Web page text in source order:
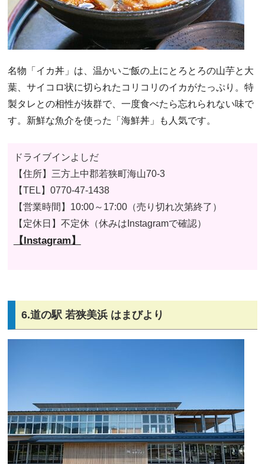
名物「イカ丼」は、温かいご飯の上にとろとろの山芋と大
葉、サイコロ状に切られたコリコリのイカがたっぷり。特
製タレとの相性が抜群で、一度食べたら忘れられない味で
す。新鮮な魚介を使った「海鮮丼」も人気です。
ドライブインよしだ
【住所】三方上中郡若狭町海山70-3
【TEL】 0770-47-1438
【営業時間】 10:00～17:00（売り切れ次第終了）
【 定休日 】不定休（休みはInstagramで確認）
【Instagram】
6.道の駅 若狭美浜 はまびより